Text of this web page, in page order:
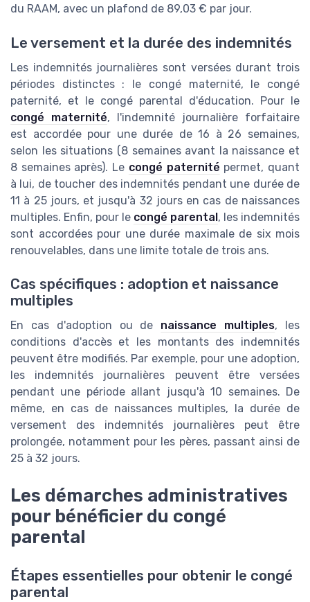
du RAAM, avec un plafond de 89,03 € par jour.
Le versement et la durée des indemnités
Les indemnités journalières sont versées durant trois
périodes distinctes : le congé maternité, le congé
paternité, et le congé parental d'éducation. Pour le
congé maternité, l'indemnité journalière forfaitaire
est accordée pour une durée de 16 à 26 semaines,
selon les situations (8 semaines avant la naissance et
8 semaines après). Le congé paternité permet, quant
à lui, de toucher des indemnités pendant une durée de
11 à 25 jours, et jusqu'à 32 jours en cas de naissances
multiples. Enfin, pour le congé parental, les indemnités
sont accordées pour une durée maximale de six mois
renouvelables, dans une limite totale de trois ans.
Cas spécifiques : adoption et naissance
multiples
En cas d'adoption ou de naissance multiples, les
conditions d'accès et les montants des indemnités
peuvent être modifiés. Par exemple, pour une adoption,
les indemnités journalières peuvent être versées
pendant une période allant jusqu'à 10 semaines. De
même, en cas de naissances multiples, la durée de
versement des indemnités journalières peut être
prolongée, notamment pour les pères, passant ainsi de
25 à 32 jours.
Les démarches administratives
pour bénéficier du congé
parental
Étapes essentielles pour obtenir le congé
parental